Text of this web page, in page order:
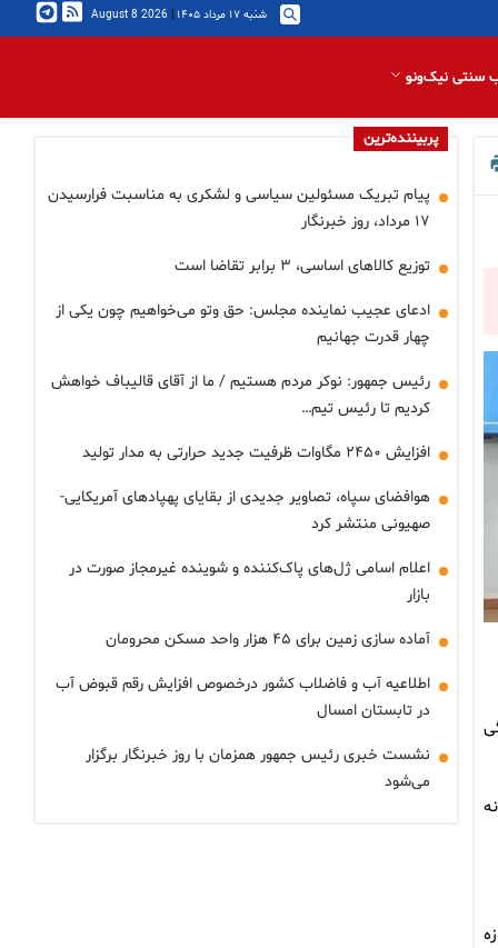
شنبه ۱۷ مرداد ۱۴۰۵ |
2026 August 8
سنتی نیک‌ونو
۱۶، با هماهنگی
پربیننده‌ترین
پیام تبریک مسئولین سیاسی و لشکری به مناسبت فرارسیدن
۱۷ مرداد، روز خبرنگار
توزیع کالاهای اساسی، ۳ برابر تقاضا است
ادعای عجیب نماینده مجلس: حق وتو می‌خواهیم چون یکی از
چهار قدرت جهانیم
رئیس جمهور: نوکر مردم هستیم / ما از آقای قالیباف خواهش
کردیم تا رئیس تیم…
افزایش ۲۴۵۰ مگاوات ظرفیت جدید حرارتی به مدار تولید
هوافضای سپاه، تصاویر جدیدی از بقایای پهپادهای آمریکایی-
صهیونی منتشر کرد
اعلام اسامی ژل‌های پاک‌کننده و شوینده غیرمجاز صورت در
بازار
آماده سازی زمین برای ۴۵ هزار واحد مسکن محرومان
اطلاعیه آب و فاضلاب کشور درخصوص افزایش رقم قبوض آب
در تابستان امسال
نشست خبری رئیس جمهور همزمان با روز خبرنگار برگزار
می‌شود